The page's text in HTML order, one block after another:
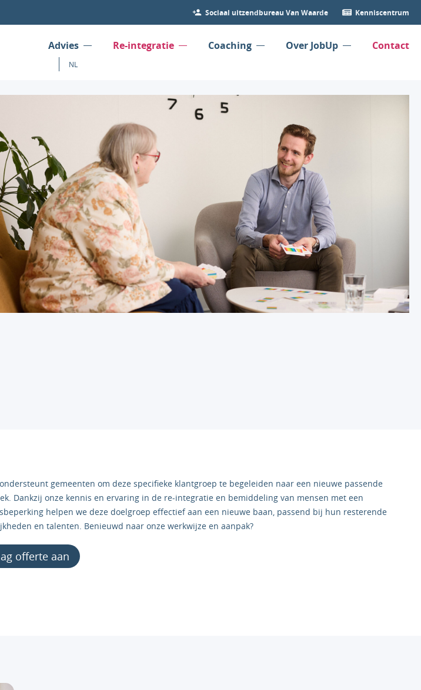
Sociaal uitzendbureau Van Waarde Kenniscentrum
Advies Re-integratie Coaching Over JobUp Contact
NL
gemeenten om deze specifieke klantgroep te begeleiden naar een nieuwe passende
Dankzij onze kennis en ervaring in de re-integratie en bemiddeling van mensen met een
helpen we deze doelgroep effectief aan een nieuwe baan, passend bij hun resterende
en talenten. Benieuwd naar onze werkwijze en aanpak?
offerte aan